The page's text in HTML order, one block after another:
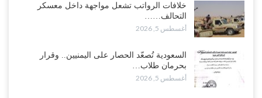
تعميد الشهادات يشعل غضباً واسعاً..!
أغسطس 5, 2026
العليمي يشغل خصومه بمعارك التعيينات.. وتحركات موازية للسيطرة على
ملفات المال والنفط..!
خلافات الرواتب تشعل مواجهة داخل معسكر
التحالف……
أغسطس 5, 2026
السعودية تُصعّد الحصار على اليمنيين.. وقرار
بحرمان طلاب…
أغسطس 5, 2026